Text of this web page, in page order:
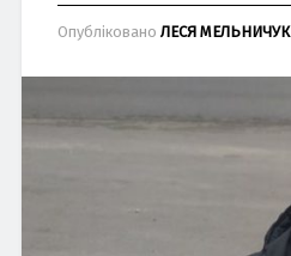
Опубліковано ЛЕСЯ МЕЛЬНИЧУК